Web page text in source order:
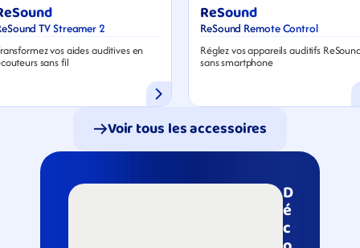
TV Streamer 2
vos aides auditives en
sans fil
ReSound
ReSound Remote Control
Réglez vos appareils auditifs
sans smartphone
Voir tous les accessoires
D
é
c